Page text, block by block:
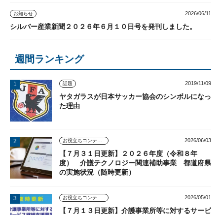
お知らせ 2026/06/11
シルバー産業新聞２０２６年６月１０日号を発刊しました。
週間ランキング
話題 2019/11/09
ヤタガラスが日本サッカー協会のシンボルになっ
た理由
2026/06/03
【７月３１日更新】２０２６年度（令和８年
度） 介護テクノロジー関連補助事業 都道府県
の実施状況（随時更新）
2026/05/01
【７月１３日更新】介護事業所等に対するサービ